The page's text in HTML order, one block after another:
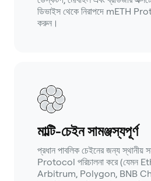
ডিভাইস থেকে নিরাপদে mETH
করুন।
মাল্টি-চেইন সামঞ্জস্যপূর্ণ
প্রধান পাবলিক চেইনের জন্য স্থানীয়
Protocol পরিচালনা করে (যেমন
Arbitrum, Polygon, BNB